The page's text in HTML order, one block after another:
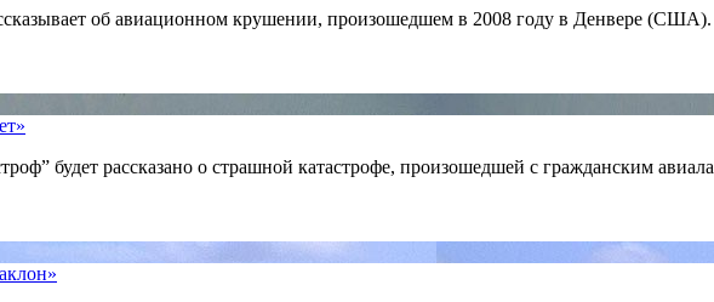
об авиационном крушении, произошедшем в 2008 году в Денвере
будет рассказано о страшной катастрофе, произошедшей с гражданским